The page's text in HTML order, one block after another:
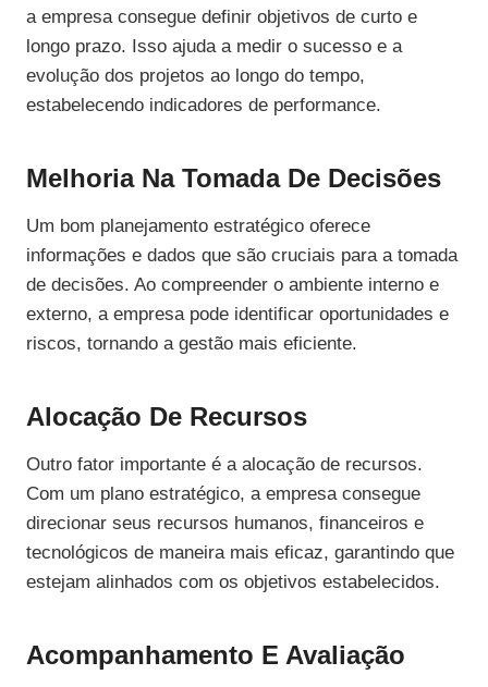
a empresa consegue definir objetivos de curto e
longo prazo. Isso ajuda a medir o sucesso e a
evolução dos projetos ao longo do tempo,
estabelecendo indicadores de performance.
Melhoria Na Tomada De Decisões
Um bom planejamento estratégico oferece
informações e dados que são cruciais para a tomada
de decisões. Ao compreender o ambiente interno e
externo, a empresa pode identificar oportunidades e
riscos, tornando a gestão mais eficiente.
Alocação De Recursos
Outro fator importante é a alocação de recursos.
Com um plano estratégico, a empresa consegue
direcionar seus recursos humanos, financeiros e
tecnológicos de maneira mais eficaz, garantindo que
estejam alinhados com os objetivos estabelecidos.
Acompanhamento E Avaliação